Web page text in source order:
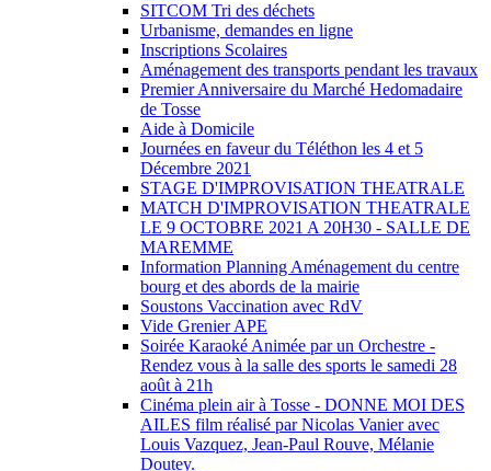
SITCOM Tri des déchets
Urbanisme, demandes en ligne
Inscriptions Scolaires
Aménagement des transports pendant les travaux
Premier Anniversaire du Marché Hedomadaire
de Tosse
Aide à Domicile
Journées en faveur du Téléthon les 4 et 5
Décembre 2021
STAGE D'IMPROVISATION THEATRALE
MATCH D'IMPROVISATION THEATRALE
LE 9 OCTOBRE 2021 A 20H30 - SALLE DE
MAREMME
Information Planning Aménagement du centre
bourg et des abords de la mairie
Soustons Vaccination avec RdV
Vide Grenier APE
Soirée Karaoké Animée par un Orchestre -
Rendez vous à la salle des sports le samedi 28
août à 21h
Cinéma plein air à Tosse - DONNE MOI DES
AILES film réalisé par Nicolas Vanier avec
Louis Vazquez, Jean-Paul Rouve, Mélanie
Doutey.